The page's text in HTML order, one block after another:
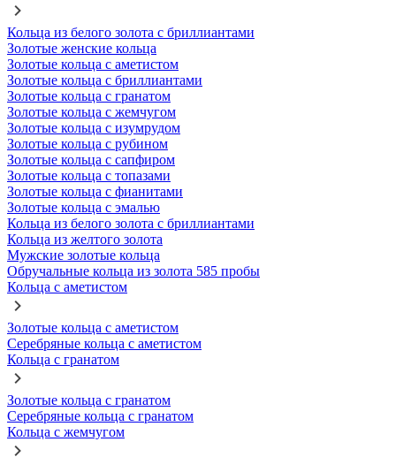
Кольца из белого золота с бриллиантами
Золотые женские кольца
Золотые кольца с аметистом
Золотые кольца с бриллиантами
Золотые кольца с гранатом
Золотые кольца с жемчугом
Золотые кольца с изумрудом
Золотые кольца с рубином
Золотые кольца с сапфиром
Золотые кольца с топазами
Золотые кольца с фианитами
Золотые кольца с эмалью
Кольца из белого золота с бриллиантами
Кольца из желтого золота
Мужские золотые кольца
Обручальные кольца из золота 585 пробы
Кольца с аметистом
Золотые кольца с аметистом
Серебряные кольца с аметистом
Кольца с гранатом
Золотые кольца с гранатом
Серебряные кольца с гранатом
Кольца с жемчугом